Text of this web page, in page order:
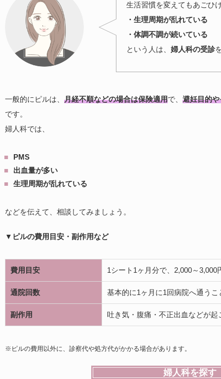
生活習慣を変えてもあごひ
・生理周期が乱れている
・体調不調が続いている
という人は、 婦人科の受診
一般的にピルは、 月経不順などの場合は保険適用で、 避妊目的
です。
婦人科では、
PMS
出血量が多い
生理周期が乱れている
などを伝えて、相談してみましょう。
▼ピルの費用目安・副作用など
費用目安 1シート1ヶ月分で、2,000～3,000
通院回数 基本的に1ヶ月に1回病院へ通うこ
副作用 吐き気・腹痛・不正出血などが起
※ピルの費用以外に、診察代や処方代がかかる場合があります。
婦人科を探す